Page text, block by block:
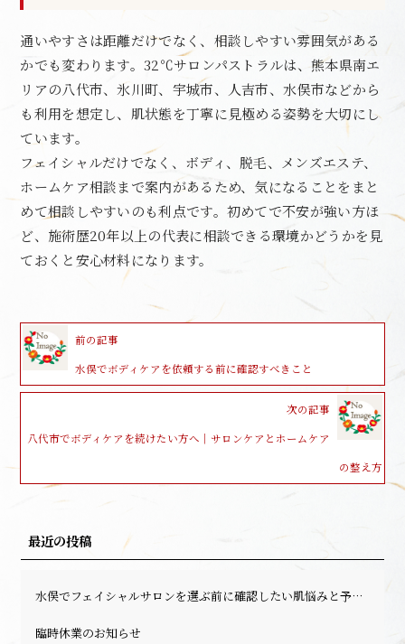
通いやすさは距離だけでなく、相談しやすい雰囲気がある
かでも変わります。32℃サロンパストラルは、熊本県南エ
リアの八代市、氷川町、宇城市、人吉市、水俣市などから
も利用を想定し、肌状態を丁寧に見極める姿勢を大切にし
ています。
フェイシャルだけでなく、ボディ、脱毛、メンズエステ、
ホームケア相談まで案内があるため、気になることをまと
めて相談しやすいのも利点です。初めてで不安が強い方ほ
ど、施術歴20年以上の代表に相談できる環境かどうかを見
ておくと安心材料になります。
前の記事
水俣でボディケアを依頼する前に確認すべきこと
次の記事
八代市でボディケアを続けたい方へ｜サロンケアとホームケア
の整え方
最近の投稿
水俣でフェイシャルサロンを選ぶ前に確認したい肌悩みと予約前のポイント
臨時休業のお知らせ